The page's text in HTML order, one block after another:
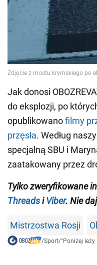
Jak donosi
do eksplozji, po
opublikowanofilmy
przęsła. Według
specjalną SBU i
zaatakowany przez
Tylko zweryfikowane
ThreadsiViber. Nie
Mistrzostwa Rosji
/Sport/"Poniżej leży